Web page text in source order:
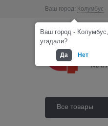
Ваш город: Колумбус
Все товары
Ваш город - Колумбус,
угадали?
Да Нет